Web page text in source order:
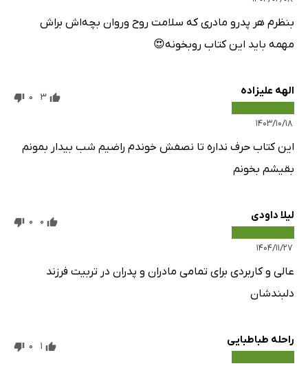
بنظرم هر پدرو مادری که سلامت روح و‌روان بچه‌اش براش
مهمه باید این کتاب رو‌بخونه😍
الهه علیزاده
۱۴۰۳/۱۰/۱۸
3
0
این کتاب حرف نداره تا نصفش خوندم راضیم شب بیدار بمونم
بقیشم بخونم
لیلا داودی
۱۴۰۴/۱۱/۲۷
0
0
عالی و کاربردی برای تمامی مادران و پدران در تربیت فرزند
دلبندشان
راحله طباطبایی 1
0